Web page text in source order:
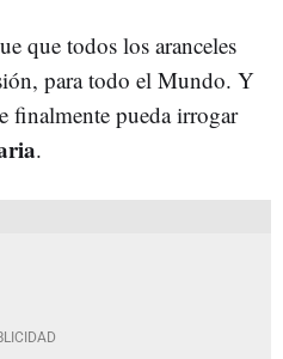
que todos los aranceles
para todo el Mundo. Y
finalmente pueda irrogar
.